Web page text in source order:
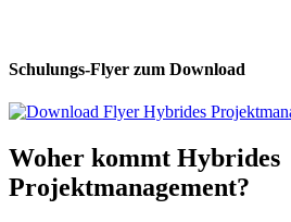
Schulungs-Flyer zum Download
Woher kommt Hybrides
Projektmanagement?